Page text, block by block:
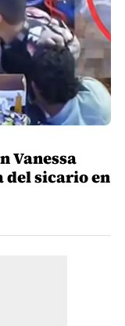
Vanessa
del sicario en